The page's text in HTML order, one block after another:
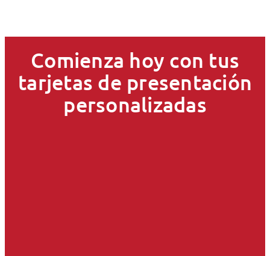
Comienza hoy con tus
tarjetas de presentación
personalizadas